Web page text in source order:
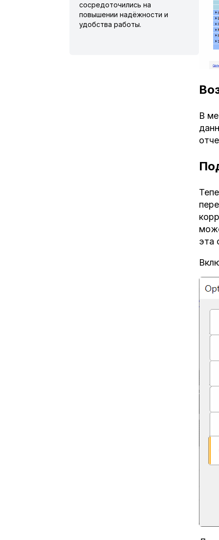
В
эта
сосредоточились на
повышении надёжности и
удобства работы.